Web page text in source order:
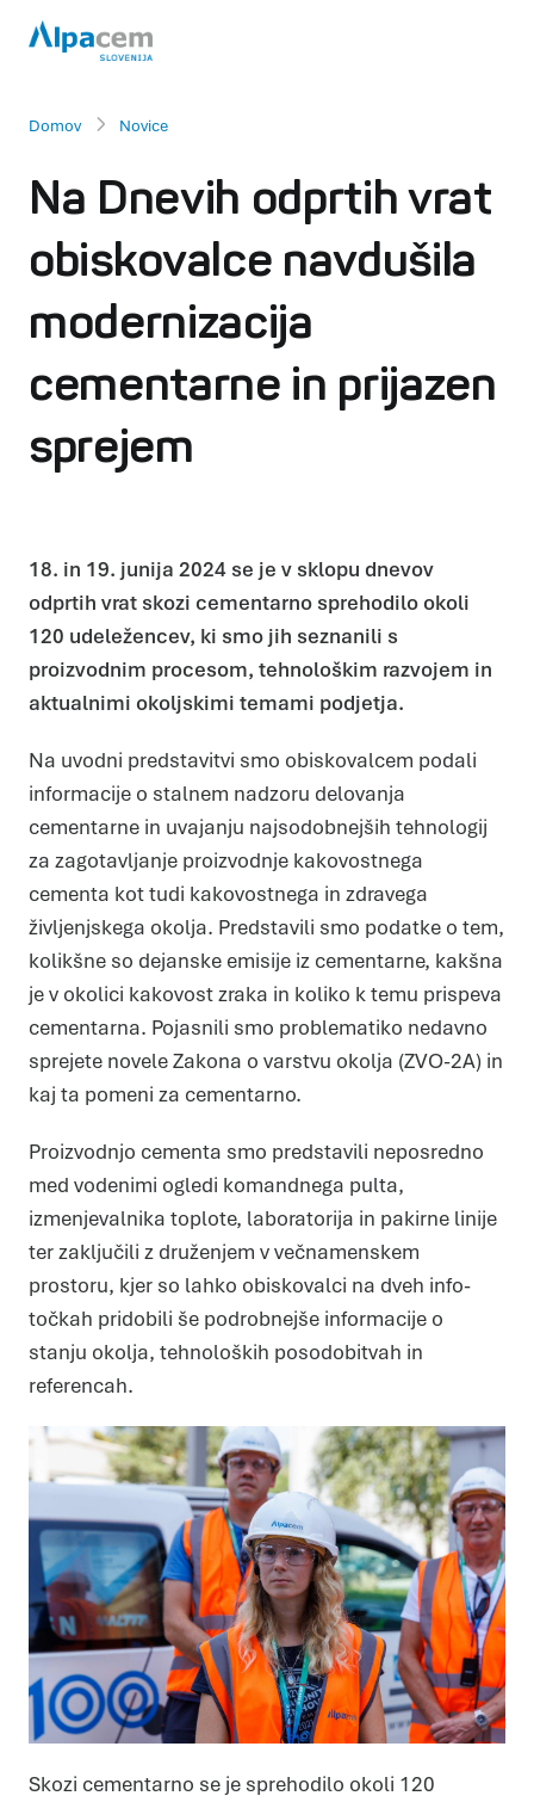
Domov Novice
Na Dnevih odprtih vrat
obiskovalce navdušila
modernizacija
cementarne in prijazen
sprejem
18. in 19. junija 2024 se je v sklopu dnevov
odprtih vrat skozi cementarno sprehodilo okoli
120 udeležencev, ki smo jih seznanili s
proizvodnim procesom, tehnološkim razvojem in
aktualnimi okoljskimi temami podjetja.
Na uvodni predstavitvi smo obiskovalcem podali
informacije o stalnem nadzoru delovanja
cementarne in uvajanju najsodobnejših tehnologij
za zagotavljanje proizvodnje kakovostnega
cementa kot tudi kakovostnega in zdravega
življenjskega okolja. Predstavili smo podatke o tem,
kolikšne so dejanske emisije iz cementarne, kakšna
je v okolici kakovost zraka in koliko k temu prispeva
cementarna. Pojasnili smo problematiko nedavno
sprejete novele Zakona o varstvu okolja (ZVO-2A) in
kaj ta pomeni za cementarno.
Proizvodnjo cementa smo predstavili neposredno
med vodenimi ogledi komandnega pulta,
izmenjevalnika toplote, laboratorija in pakirne linije
ter zaključili z druženjem v večnamenskem
prostoru, kjer so lahko obiskovalci na dveh info-
točkah pridobili še podrobnejše informacije o
stanju okolja, tehnoloških posodobitvah in
referencah.
Skozi cementarno se je sprehodilo okoli 120